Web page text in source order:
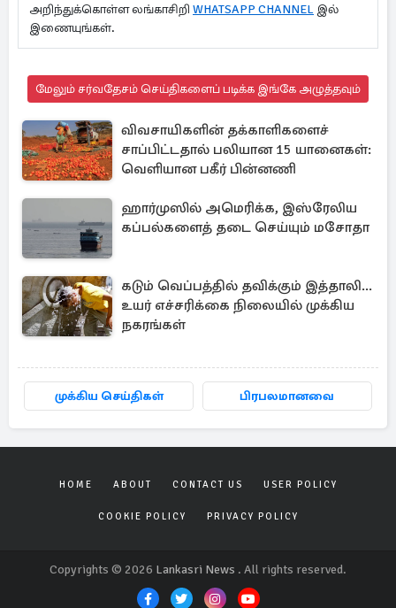
அறிந்துக்கொள்ள லங்காசிறி WHATSAPP CHANNEL இல்
இணையுங்கள்.
மேலும் சர்வதேசம் செய்திகளைப் படிக்க இங்கே அழுத்தவும்
விவசாயிகளின் தக்காளிகளைச்
சாப்பிட்டதால் பலியான 15 யானைகள்:
வெளியான பகீர் பின்னணி
ஹார்முஸில் அமெரிக்க, இஸ்ரேலிய
கப்பல்களைத் தடை செய்யும் மசோதா
கடும் வெப்பத்தில் தவிக்கும் இத்தாலி...
உயர் எச்சரிக்கை நிலையில் முக்கிய
நகரங்கள்
முக்கிய செய்திகள் பிரபலமானவை
HOME ABOUT CONTACT US USER POLICY
COOKIE POLICY PRIVACY POLICY
Copyrights © 2026 Lankasri News . All rights reserved.